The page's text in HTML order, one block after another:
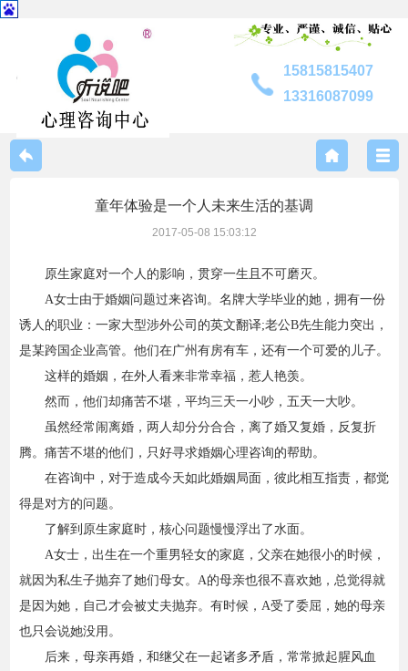
15815815407
13316087099
专家风采
服务内容
咨询指南
资费标准
童年体验是一个人未来生活的基调
2017-05-08 15:03:12
原生家庭对一个人的影响，贯穿一生且不可磨灭。
A女士由于婚姻问题过来咨询。名牌大学毕业的她，拥有一份
诱人的职业：一家大型涉外公司的英文翻译;老公B先生能力突出，
是某跨国企业高管。他们在广州有房有车，还有一个可爱的儿子。
这样的婚姻，在外人看来非常幸福，惹人艳羡。
然而，他们却痛苦不堪，平均三天一小吵，五天一大吵。
虽然经常闹离婚，两人却分分合合，离了婚又复婚，反复折
腾。痛苦不堪的他们，只好寻求婚姻心理咨询的帮助。
在咨询中，对于造成今天如此婚姻局面，彼此相互指责，都觉
得是对方的问题。
了解到原生家庭时，核心问题慢慢浮出了水面。
A女士，出生在一个重男轻女的家庭，父亲在她很小的时候，
就因为私生子抛弃了她们母女。A的母亲也很不喜欢她，总觉得就
是因为她，自己才会被丈夫抛弃。有时候，A受了委屈，她的母亲
也只会说她没用。
后来，母亲再婚，和继父在一起诸多矛盾，常常掀起腥风血